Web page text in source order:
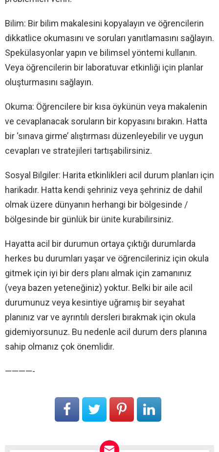
Bilim: Bir bilim makalesini kopyalayın ve öğrencilerin
dikkatlice okumasını ve soruları yanıtlamasını sağlayın.
Spekülasyonlar yapın ve bilimsel yöntemi kullanın.
Veya öğrencilerin bir laboratuvar etkinliği için planlar
oluşturmasını sağlayın.
Okuma: Öğrencilere bir kısa öykünün veya makalenin
ve cevaplanacak soruların bir kopyasını bırakın. Hatta
bir ‘sınava girme’ alıştırması düzenleyebilir ve uygun
cevapları ve stratejileri tartışabilirsiniz.
Sosyal Bilgiler: Harita etkinlikleri acil durum planları için
harikadır. Hatta kendi şehriniz veya şehriniz de dahil
olmak üzere dünyanın herhangi bir bölgesinde /
bölgesinde bir günlük bir ünite kurabilirsiniz.
Hayatta acil bir durumun ortaya çıktığı durumlarda
herkes bu durumları yaşar ve öğrencileriniz için okula
gitmek için iyi bir ders planı almak için zamanınız
(veya bazen yeteneğiniz) yoktur. Belki bir aile acil
durumunuz veya kesintiye uğramış bir seyahat
planınız var ve ayrıntılı dersleri bırakmak için okula
gidemiyorsunuz. Bu nedenle acil durum ders planına
sahip olmanız çok önemlidir.
————-